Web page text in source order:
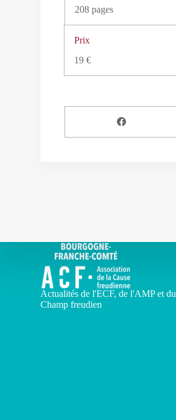
208 pages
Prix
19 €
Actualités de l'ECF, de l'AMP et du
Champ freudien